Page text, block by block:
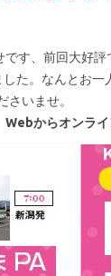
です、前回大好
た。なんとお
いませ。
Webからオンラ